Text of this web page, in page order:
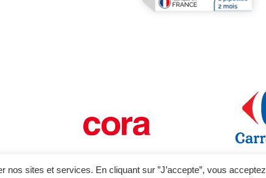
sites et services. En cliquant sur ”J’accepte”, vous acceptez